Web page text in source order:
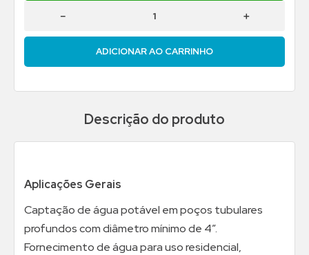
＋
－
ADICIONAR AO CARRINHO
Descrição do produto
Aplicações Gerais
Captação de água potável em poços tubulares
profundos com diâmetro mínimo de 4”.
Fornecimento de água para uso residencial,